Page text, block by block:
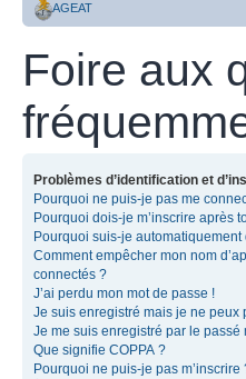
AGEAT
Foire aux
Problèmes d’identification et
Pourquoi ne puis-je pas me
Pourquoi dois-je m’inscrire après
Pourquoi suis-je automatiquement
Comment empêcher mon nom
connectés ?
J’ai perdu mon mot de passe !
Je suis enregistré mais je ne peux
Je me suis enregistré par le
Que signifie COPPA ?
Pourquoi ne puis-je pas m’inscrire